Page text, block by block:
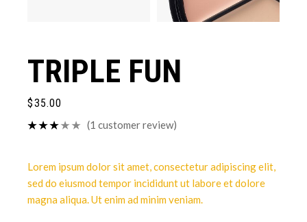
TRIPLE FUN
$35.00
(1 customer review)
Lorem ipsum dolor sit amet, consectetur adipiscing elit,
sed do eiusmod tempor incididunt ut labore et dolore
magna aliqua. Ut enim ad minim veniam.